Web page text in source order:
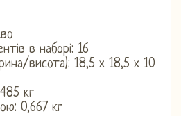
в наборі: 16
висота): 18,5 х 18,5 х 10
кг
0,667 кг